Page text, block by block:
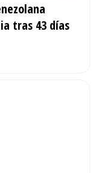
tras 43 días